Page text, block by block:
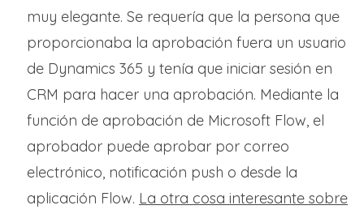
muy elegante. Se requería que la persona que
proporcionaba la aprobación fuera un usuario
de Dynamics 365 y tenía que iniciar sesión en
CRM para hacer una aprobación. Mediante la
función de aprobación de Microsoft Flow, el
aprobador puede aprobar por correo
electrónico, notificación push o desde la
aplicación Flow. La otra cosa interesante sobre